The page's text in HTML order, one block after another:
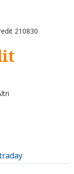
210830